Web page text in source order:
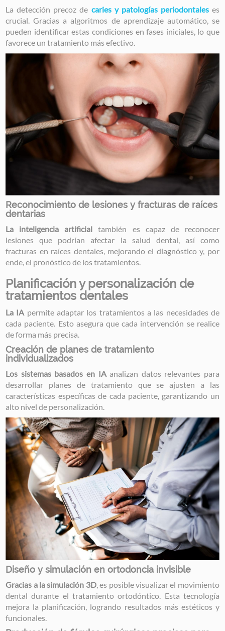
La detección precoz de caries y patologías periodontales es
crucial. Gracias a algoritmos de aprendizaje automático, se
pueden identificar estas condiciones en fases iniciales, lo que
favorece un tratamiento más efectivo.
Image
Reconocimiento de lesiones y fracturas de raíces
dentarias
La inteligencia artificialtambién es capaz de reconocer
lesiones que podrían afectar la salud dental, así como
fracturas en raíces dentales, mejorando el diagnóstico y, por
ende, el pronóstico de los tratamientos.
Planificación y personalización de
tratamientos dentales
La IA permite adaptar los tratamientos a las necesidades de
cada paciente. Esto asegura que cada intervención se realice
de forma más precisa.
Creación de planes de tratamiento
individualizados
Los sistemas basados en IAanalizan datos relevantes para
desarrollar planes de tratamiento que se ajusten a las
características específicas de cada paciente, garantizando un
alto nivel de personalización.
Image
Diseño y simulación en ortodoncia invisible
Gracias a la simulación 3D, es posible visualizar el movimiento
dental durante el tratamiento ortodóntico. Esta tecnología
mejora la planificación, logrando resultados más estéticos y
funcionales.